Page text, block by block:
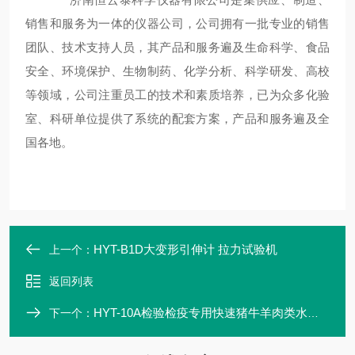
销售和服务为一体的仪器公司 ，公司拥有一批专业的销售
团队、技术支持人员 ， 其产品和服务遍及生命科学、食品
安全、环境保护、生物制药、化学分析、科学研发
高校
等领域 ， 公司注重员工的技术和素质培养，已为众多化验
室、科研单位提供了系统的配套方案，产品和服务遍及全
国各地。
上一个： HYT-B1D大变形引伸计 拉力试验机
返回列表
下一个： HYT-10A检验检疫专用快速猪牛羊肉类水分测定仪